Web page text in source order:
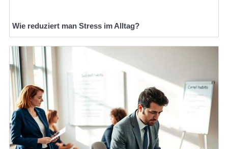
Wie reduziert man Stress im Alltag?